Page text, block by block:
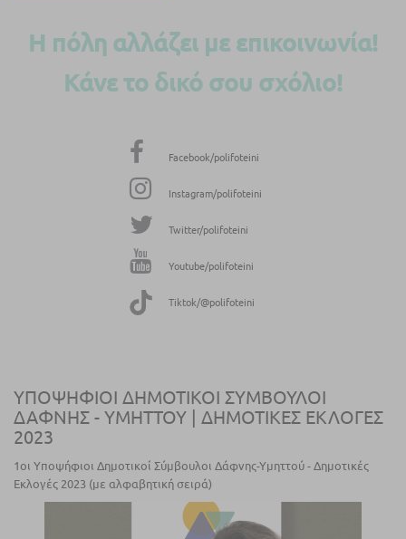
Η πόλη αλλάζει με επικοινωνία!
Κάνε το δικό σου σχόλιο!
Facebook/polifoteini
Instagram/polifoteini
Twitter/polifoteini
Youtube/polifoteini
Tiktok/@polifoteini
ΥΠΟΨΗΦΙΟΙ ΔΗΜΟΤΙΚΟΙ ΣΥΜΒΟΥΛΟΙ
ΔΑΦΝΗΣ - ΥΜΗΤΤΟΥ | ΔΗΜΟΤΙΚΕΣ ΕΚΛΟΓΕΣ
2023
1οι Υποψήφιοι Δημοτικοί Σύμβουλοι Δάφνης-Υμηττού - Δημοτικές
Εκλογές 2023 (με αλφαβητική σειρά)